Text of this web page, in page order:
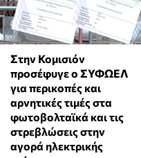
Στην Κομισιόν
προσέφυγε ο ΣΥΦΩΕΛ
για περικοπές και
αρνητικές τιμές στα
φωτοβολταϊκά και τις
στρεβλώσεις στην
αγορά ηλεκτρικής